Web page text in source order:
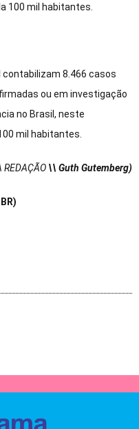
100 mil habitantes.
contabilizam 8.466 casos
ou em investigação
no Brasil, neste
mil habitantes.
REDAÇÃO \\ Guth Gutemberg)